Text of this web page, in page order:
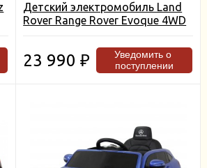
Детский электромобиль Land
Rover Range Rover Evoque 4WD
23 990₽
Уведомить о
поступлении